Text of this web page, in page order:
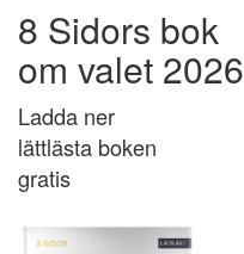
8 Sidors bok
om valet 2026
Ladda ner
lättlästa boken
gratis